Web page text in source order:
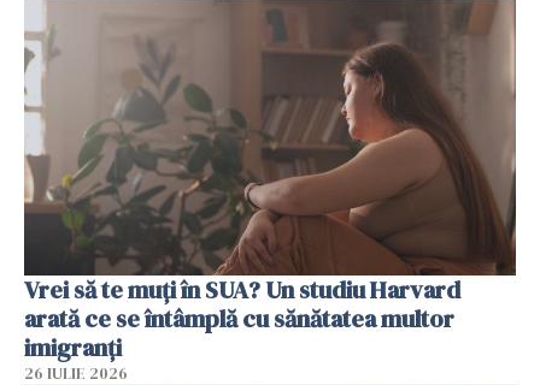
Vrei să te muți în SUA? Un studiu Harvard
arată ce se întâmplă cu sănătatea multor
imigranți
26 IULIE 2026